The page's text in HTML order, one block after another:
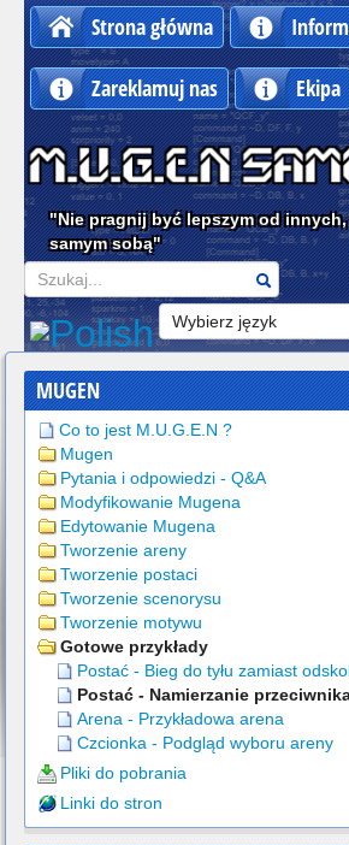
Strona główna
Zareklamuj nas Ekipa
"Nie pragnij być lepszym od
samym sobą"
Szukaj
MUGEN
Co to jest M.U.G.E.N ?
Mugen
Pytania i odpowiedzi - Q&A
Modyfikowanie Mugena
Edytowanie Mugena
Tworzenie areny
Tworzenie postaci
Tworzenie scenorysu
Tworzenie motywu
Gotowe przykłady
Postać - Bieg do tyłu zamiast
Postać - Namierzanie
Arena - Przykładowa arena
Czcionka - Podgląd wyboru areny
Pliki do pobrania
Linki do stron